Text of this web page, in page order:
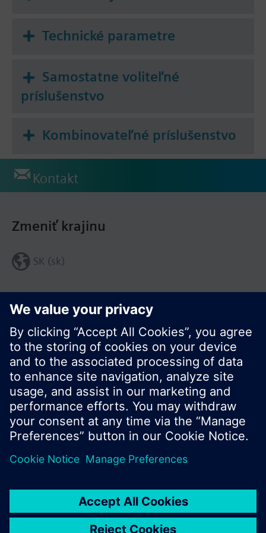
Technické parametre
Samostatne voliteľné
príslušenstvo
Kombinovateľné príslušenstvo
Kontakt
Zdieľať túto stránku:
Zmeniť krajinu
SK (sk)
© Siemens Switzerland Ltd. 2016
rôznych krajinách.